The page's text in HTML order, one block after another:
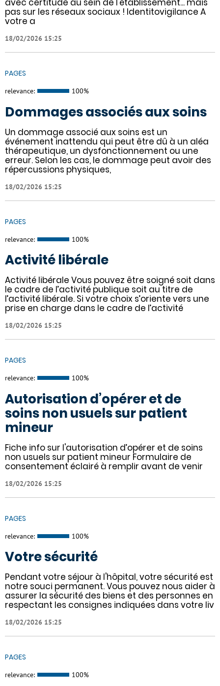
avec certitude au sein de l'établissement... mais
pas sur les réseaux sociaux ! Identitovigilance A
votre a
18/02/2026 15:25
PAGES
relevance: 100%
Dommages associés aux soins
Un dommage associé aux soins est un
événement inattendu qui peut être dû à un aléa
thérapeutique, un dysfonctionnement ou une
erreur. Selon les cas, le dommage peut avoir des
répercussions physiques,
18/02/2026 15:25
PAGES
relevance: 100%
Activité libérale
Activité libérale Vous pouvez être soigné soit dans
le cadre de l’activité publique soit au titre de
l’activité libérale. Si votre choix s’oriente vers une
prise en charge dans le cadre de l’activité
18/02/2026 15:25
PAGES
relevance: 100%
Autorisation d’opérer et de
soins non usuels sur patient
mineur
Fiche info sur l'autorisation d’opérer et de soins
non usuels sur patient mineur Formulaire de
consentement éclairé à remplir avant de venir
18/02/2026 15:25
PAGES
relevance: 100%
Votre sécurité
Pendant votre séjour à l'hôpital, votre sécurité est
notre souci permanent. Vous pouvez nous aider à
assurer la sécurité des biens et des personnes en
respectant les consignes indiquées dans votre liv
18/02/2026 15:25
PAGES
relevance: 100%